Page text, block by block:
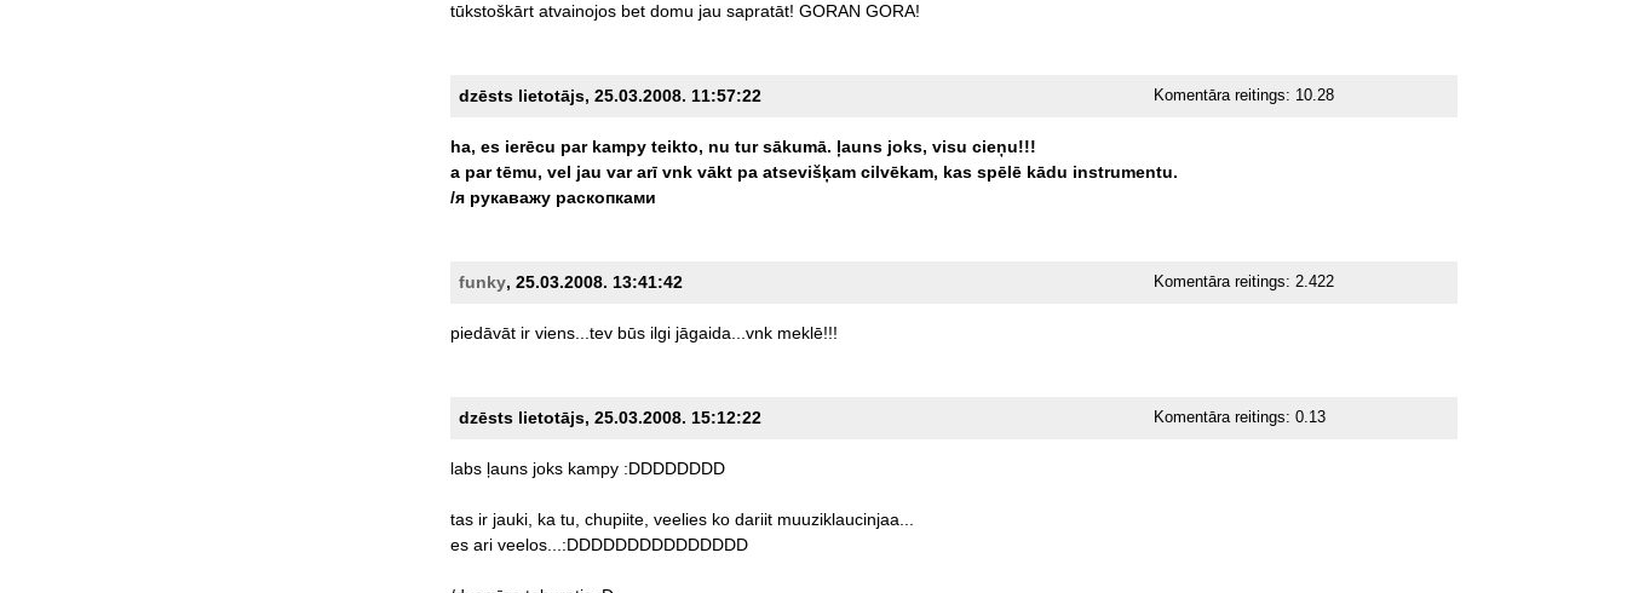
tūkstoškārt atvainojos bet domu jau sapratāt! GORAN GORA!
dzēsts lietotājs, 25.03.2008. 11:57:22 Komentāra reitings: 10.28
ha, es ierēcu par kampy teikto, nu tur sākumā. ļauns joks, visu cieņu!!!
a par tēmu, vel jau var arī vnk vākt pa atsevišķam cilvēkam, kas spēlē kādu instrumentu.
/я рукаважу раскопками
funky, 25.03.2008. 13:41:42 Komentāra reitings:2.422
piedāvāt ir viens...tev būs ilgi jāgaida...vnk meklē!!!
dzēsts lietotājs, 25.03.2008. 15:12:22 Komentāra reitings:0.13
labs ļauns joks kampy :DDDDDDDD
tas ir jauki, ka tu, chupiite, veelies ko dariit muuziklaucinjaa...
es ari veelos...:DDDDDDDDDDDDDDD